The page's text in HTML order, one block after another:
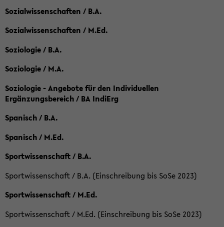
Sozialwissenschaften / B.A.
Sozialwissenschaften / M.Ed.
Soziologie / B.A.
Soziologie / M.A.
Soziologie - Angebote für den Individuellen
Ergänzungsbereich / BA IndiErg
Spanisch / B.A.
Spanisch / M.Ed.
Sportwissenschaft / B.A.
Sportwissenschaft / B.A. (Einschreibung bis SoSe 2023)
Sportwissenschaft / M.Ed.
Sportwissenschaft / M.Ed. (Einschreibung bis SoSe 2023)